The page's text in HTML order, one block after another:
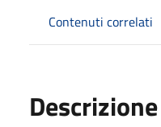
Contenuti correlati
Descrizione